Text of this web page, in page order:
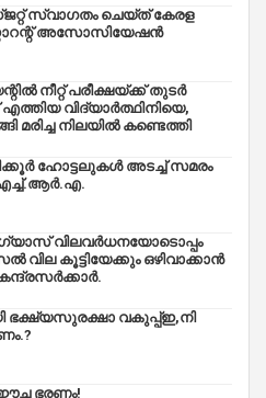
സ്വാഗതം ചെയ്ത് കേരള
അസോസിയേഷൻ
നീറ്റ് പരീക്ഷയ്ക്ക് തുടർ
വിദ്യാർത്ഥിനിയെ,
മരിച്ച നിലയിൽ കണ്ടെത്തി
ഹോട്ടലുകൾ അടച്ച് സമരം
വിലവർധനയോടൊപ്പം
വില കൂട്ടിയേക്കും ഒഴിവാക്കാന്‍
ഭക്ഷ്യസുരക്ഷാ വകുപ്പ്ഇ,നി
ഭരണം!